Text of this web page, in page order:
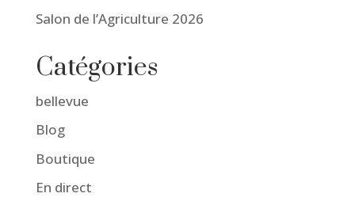
Salon de l’Agriculture 2026
Catégories
bellevue
Blog
Boutique
En direct